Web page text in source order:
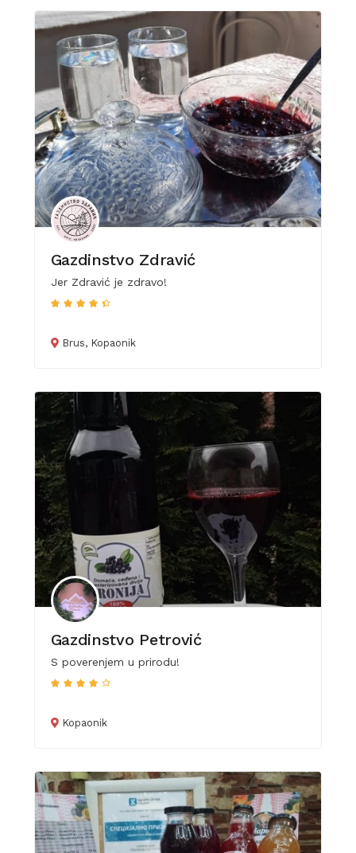
Gazdinstvo Zdravić
Jer Zdravić je zdravo!
Brus, Kopaonik
Gazdinstvo Petrović
S poverenjem u prirodu!
Kopaonik